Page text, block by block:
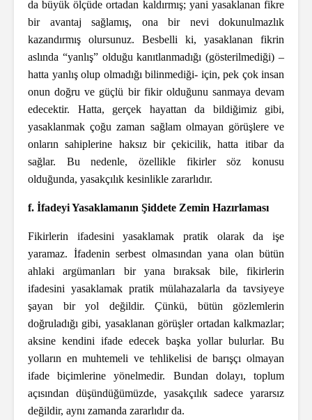
da büyük ölçüde ortadan kaldırmış; yani yasaklanan fikre
bir avantaj sağlamış, ona bir nevi dokunulmazlık
kazandırmış olursunuz. Besbelli ki, yasaklanan fikrin
aslında “yanlış” olduğu kanıtlanmadığı (gösterilmediği) –
hatta yanlış olup olmadığı bilinmediği- için, pek çok insan
onun doğru ve güçlü bir fikir olduğunu sanmaya devam
edecektir. Hatta, gerçek hayattan da bildiğimiz gibi,
yasaklanmak çoğu zaman sağlam olmayan görüşlere ve
onların sahiplerine haksız bir çekicilik, hatta itibar da
sağlar. Bu nedenle, özellikle fikirler söz konusu
olduğunda, yasakçılık kesinlikle zararlıdır.
f. İfadeyi Yasaklamanın Şiddete Zemin Hazırlaması
Fikirlerin ifadesini yasaklamak pratik olarak da işe
yaramaz. İfadenin serbest olmasından yana olan bütün
ahlaki argümanları bir yana bıraksak bile, fikirlerin
ifadesini yasaklamak pratik mülahazalarla da tavsiyeye
şayan bir yol değildir. Çünkü, bütün gözlemlerin
doğruladığı gibi, yasaklanan görüşler ortadan kalkmazlar;
aksine kendini ifade edecek başka yollar bulurlar. Bu
yolların en muhtemeli ve tehlikelisi de barışçı olmayan
ifade biçimlerine yönelmedir. Bundan dolayı, toplum
açısından düşündüğümüzde, yasakçılık sadece yararsız
değildir, aynı zamanda zararlıdır da.